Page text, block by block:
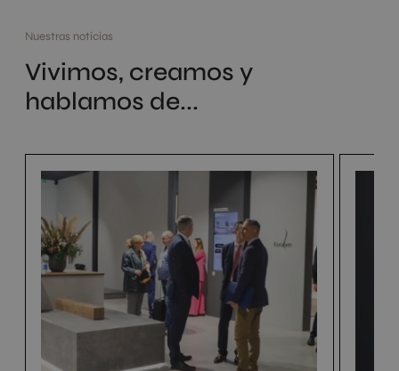
Nuestras noticias
Vivimos, creamos y
hablamos de...